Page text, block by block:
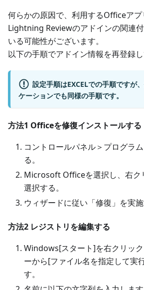
何らかの原因で、利用するOfficeアプ
Lightning Reviewのアドインの関連
いる可能性がございます。
以下の手順でアドイン情報を再登録し
設定手順はEXCELでの手順ですが
ケーションでも同様の手順です。
方法1 Officeを修復インストールする
コントロールパネル＞プログラ
る。
Microsoft Officeを選択し、右ク
選択する。
ウィザードに従い「修復」を実施
方法2 レジストリを編集する
Windows[スタート]を右クリッ
ーから[ファイル名を指定して実
す。